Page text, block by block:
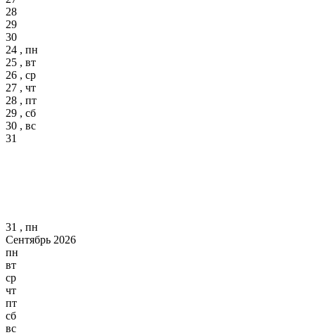
28
29
30
24 , пн
25 , вт
26 , ср
27 , чт
28 , пт
29 , сб
30 , вс
31
31 , пн
Сентябрь 2026
пн
вт
ср
чт
пт
сб
вс